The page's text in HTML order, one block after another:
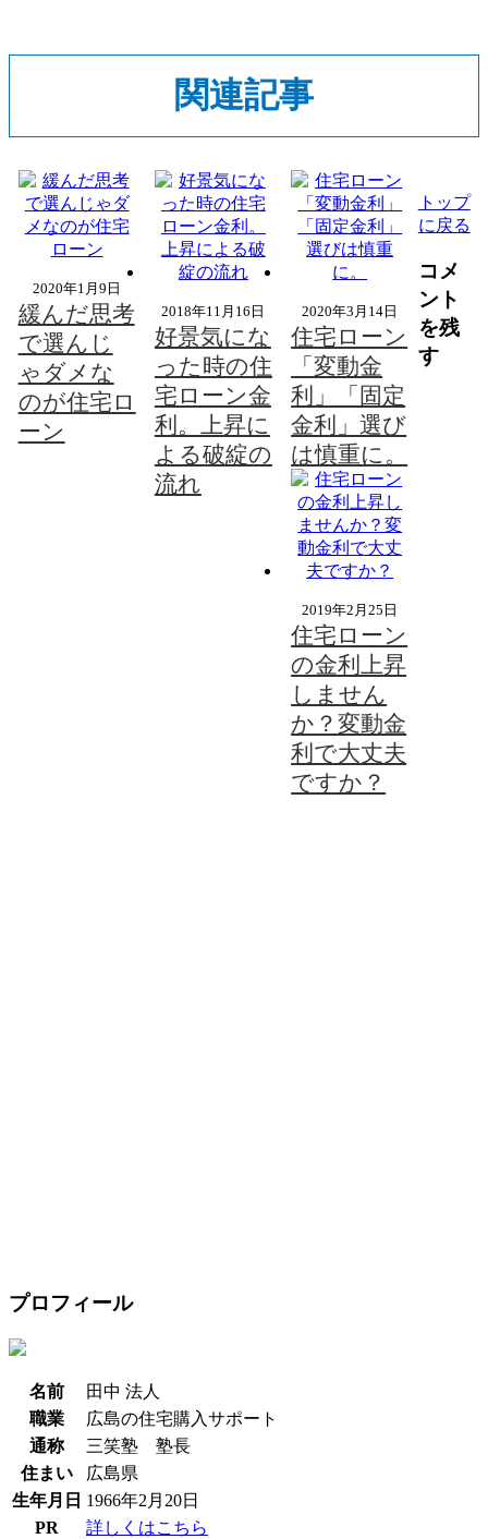
関連記事
2020年1月9日
緩んだ思考
で選んじ
ゃダメな
のが住宅ロ
ーン
2018年11月16日
好景気にな
った時の住
宅ローン金
利。上昇に
よる破綻の
流れ
2020年3月14日
住宅ローン
「変動金
利」「固定
金利」選び
は慎重に。
2019年2月25日
住宅ローン
の金利上昇
しません
か？変動金
利で大丈夫
ですか？
トップ
に戻る
コメ
ント
を残
す
プロフィール
名前
田中 法人
職業
広島の住宅購入サポート
通称
三笑塾 塾長
住まい
広島県
生年月日 1966年2月20日
PR
詳しくはこちら